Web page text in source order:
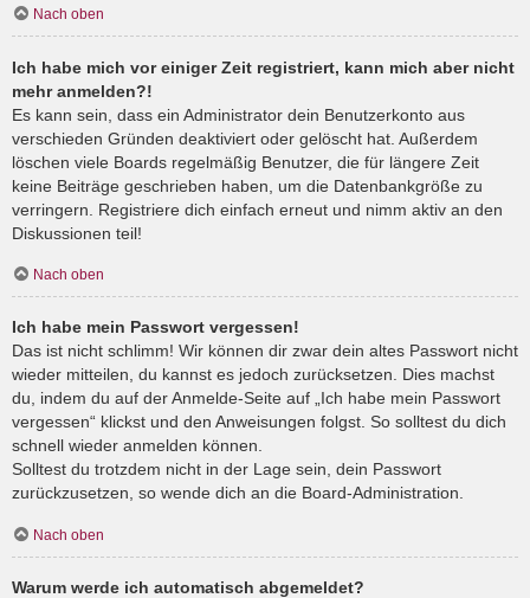
Nach oben
Ich habe mich vor einiger Zeit registriert, kann mich aber nicht
mehr anmelden?!
Es kann sein, dass ein Administrator dein Benutzerkonto aus
verschieden Gründen deaktiviert oder gelöscht hat. Außerdem
löschen viele Boards regelmäßig Benutzer, die für längere Zeit
keine Beiträge geschrieben haben, um die Datenbankgröße zu
verringern. Registriere dich einfach erneut und nimm aktiv an den
Diskussionen teil!
Nach oben
Ich habe mein Passwort vergessen!
Das ist nicht schlimm! Wir können dir zwar dein altes Passwort nicht
wieder mitteilen, du kannst es jedoch zurücksetzen. Dies machst
du, indem du auf der Anmelde-Seite auf „Ich habe mein Passwort
vergessen“ klickst und den Anweisungen folgst. So solltest du dich
schnell wieder anmelden können.
Solltest du trotzdem nicht in der Lage sein, dein Passwort
zurückzusetzen, so wende dich an die Board-Administration.
Nach oben
Warum werde ich automatisch abgemeldet?